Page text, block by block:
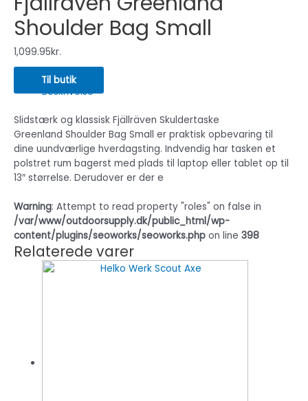
Shoulder Bag Small
1,099.95kr.
Til butik
Beskrivelse
Slidstærk og klassisk Fjällräven Skuldertaske
Greenland Shoulder Bag Small er praktisk opbevaring til
dine uundværlige hverdagsting. Indvendig har tasken et
polstret rum bagerst med plads til laptop eller tablet op til
13″ størrelse. Derudover er der e
Warning: Attempt to read property "roles" on false in
/var/www/outdoorsupply.dk/public_html/wp-
content/plugins/seoworks/seoworks.php on line 398
Relaterede varer